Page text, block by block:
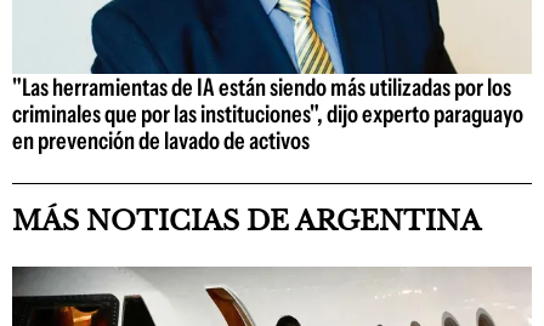
"Las herramientas de IA están siendo más utilizadas por los
criminales que por las instituciones", dijo experto paraguayo
en prevención de lavado de activos
MÁS NOTICIAS DE ARGENTINA